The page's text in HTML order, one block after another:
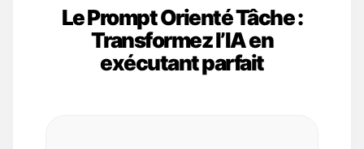
Le Prompt Orienté Tâche :
Transformez l’IA en
exécutant parfait